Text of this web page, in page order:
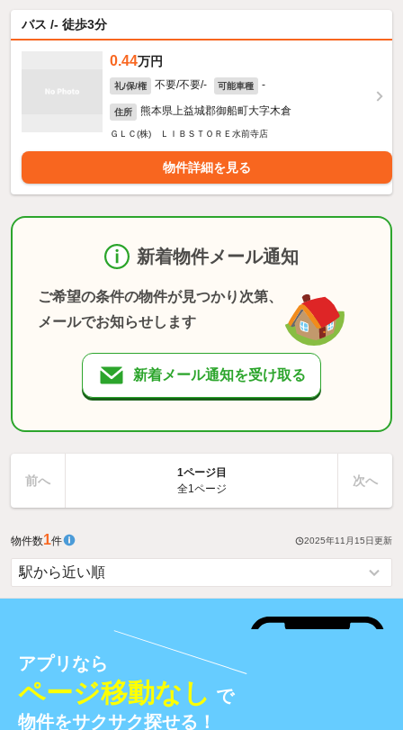
バス /- 徒歩3分
0.44万円
礼/保/権 不要/不要/- 可能車種 -
住所 熊本県上益城郡御船町大字木倉
ＧＬＣ(株) ＬＩＢＳＴＯＲＥ水前寺店
物件詳細を見る
新着物件メール通知
ご希望の条件の物件が見つかり次第、
メールでお知らせします
新着メール通知を受け取る
前へ
1ページ目
全1ページ
次へ
物件数1件 2025年11月15日更新
アプリなら
ページ移動なし で
物件をサクサク探せる！